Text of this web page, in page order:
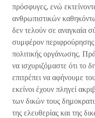
πρόσφυγες, ενώ
ανθρωπιστικών
δεν τελούν σε αναγκαία
συμφέρον περιφρούρησης
πολιτικής οργάνωσης.
να ισχυριζόμαστε ότι το
επιτρέπει να αφήνουμε
εκείνοι έχουν πληγεί
των δικών τους
της ελευθερίας και της